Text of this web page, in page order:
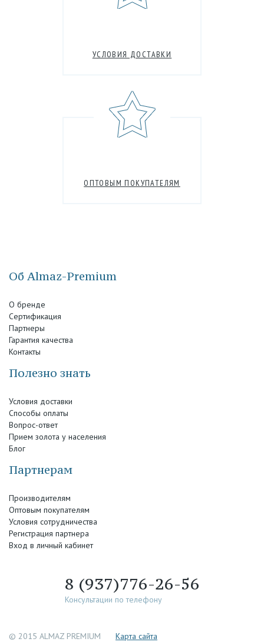
УСЛОВИЯ ДОСТАВКИ
ОПТОВЫМ ПОКУПАТЕЛЯМ
Об Almaz-Premium
О бренде
Сертификация
Партнеры
Гарантия качества
Контакты
Полезно знать
Условия доставки
Способы оплаты
Вопрос-ответ
Прием золота у населения
Блог
Партнерам
Производителям
Оптовым покупателям
Условия сотрудничества
Регистрация партнера
Вход в личный кабинет
8 (937)776-26-56
Консультации по телефону
© 2015 ALMAZ PREMIUM Каpта сайта